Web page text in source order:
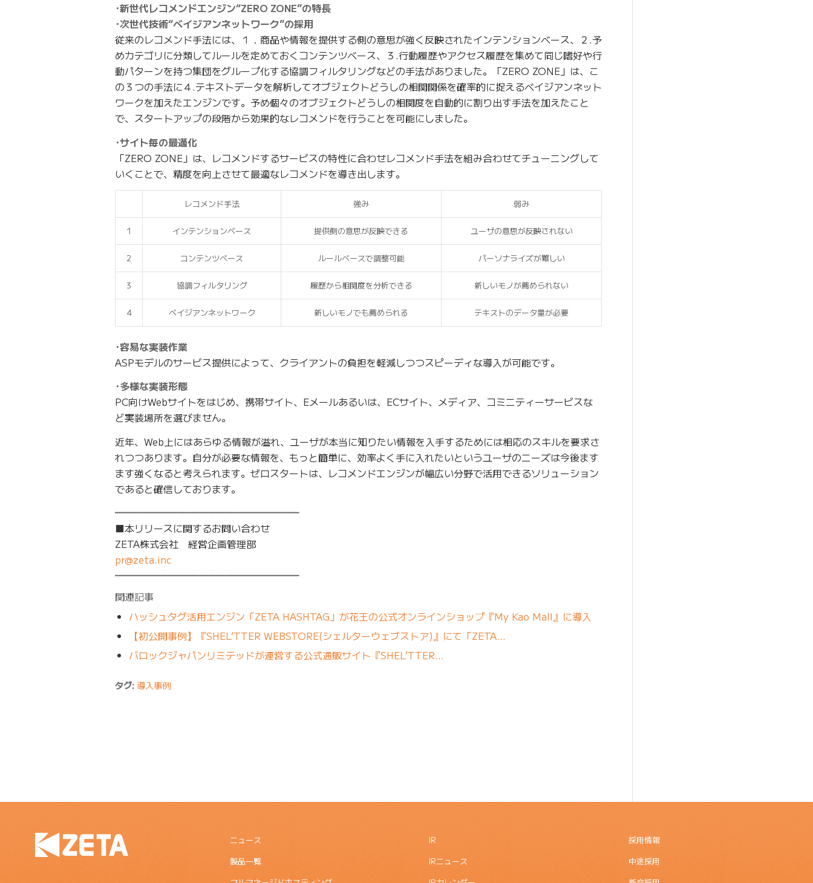
･新世代レコメンドエンジン“ZERO ZONE”の特長
･次世代技術“ベイジアンネットワーク”の採用
従来のレコメンド手法には、１．商品や情報を提供する側の意思が強く反映されたインテンションベース、２.予
めカテゴリに分類してルールを定めておくコンテンツベース、３.行動履歴やアクセス履歴を集めて同じ嗜好や行
動パターンを持つ集団をグループ化する協調フィルタリングなどの手法がありました。「ZERO ZONE」は、こ
の３つの手法に４.テキストデータを解析してオブジェクトどうしの相関関係を確率的に捉えるベイジアンネット
ワークを加えたエンジンです。予め個々のオブジェクトどうしの相関度を自動的に割り出す手法を加えたこと
で、スタートアップの段階から効果的なレコメンドを行うことを可能にしました。
･サイト毎の最適化
「ZERO ZONE」は、レコメンドするサービスの特性に合わせレコメンド手法を組み合わせてチューニングして
いくことで、精度を向上させて最適なレコメンドを導き出します。
レコメンド手法 強み 弱み
1 インテンションベース 提供側の意思が反映できる ユーザの意思が反映されない
2 コンテンツベース ルールベースで調整可能 パーソナライズが難しい
3 協調フィルタリング 履歴から相関度を分析できる 新しいモノが薦められない
4 ベイジアンネットワーク 新しいモノでも薦められる テキストのデータ量が必要
･容易な実装作業
ASPモデルのサービス提供によって、クライアントの負担を軽減しつつスピーディな導入が可能です。
･多様な実装形態
PC向けWebサイトをはじめ、携帯サイト、Eメールあるいは、ECサイト、メディア、コミニティーサービスな
ど実装場所を選びません。
近年、Web上にはあらゆる情報が溢れ、ユーザが本当に知りたい情報を入手するためには相応のスキルを要求さ
れつつあります。自分が必要な情報を、もっと簡単に、効率よく手に入れたいというユーザのニーズは今後ます
ます強くなると考えられます。ゼロスタートは、レコメンドエンジンが幅広い分野で活用できるソリューション
であると確信しております。
━━━━━━━━━━━━━━━━━━━
■本リリースに関するお問い合わせ
ZETA株式会社 経営企画管理部
pr@zeta.inc
━━━━━━━━━━━━━━━━━━━
関連記事
ハッシュタグ活用エンジン「ZETA HASHTAG」が花王の公式オンラインショップ『My Kao Mall』に導入
【初公開事例】『SHEL’TTER WEBSTORE(シェルターウェブストア)』にて「ZETA…
バロックジャパンリミテッドが運営する公式通販サイト『SHEL’TTER…
タグ: 導入事例
ニュース
製品一覧
IR
IRニュース
採用情報
中途採用